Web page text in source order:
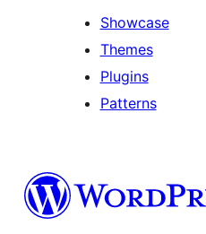
Showcase
Themes
Plugins
Patterns